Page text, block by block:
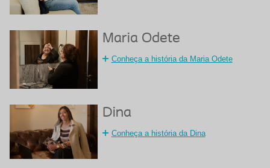
Maria Odete
Conheça a história da Maria Odete
Dina
Conheça a história da Dina